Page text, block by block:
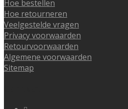
Hoe bestellen
Hoe retourneren
Veelgestelde vragen
Privacy voorwaarden
Retourvoorwaarden
Algemene voorwaarden
Sitemap